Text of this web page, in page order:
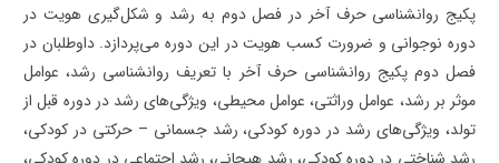
پکیج روانشناسی حرف آخر در فصل دوم به رشد و شکل‌گیری هویت در
دوره نوجوانی و ضرورت کسب هویت در این دوره می‌پردازد. داوطلبان در
فصل دوم پکیج روانشناسی حرف آخر با تعریف روانشناسی رشد، عوامل
موثر بر رشد، عوامل وراثتی، عوامل محیطی، ویژگی‌های رشد در دوره قبل از
تولد، ویژگی‌های رشد در دوره کودکی، رشد جسمانی – حرکتی در کودکی،
رشد شناختی در دوره کودکی، رشد هیجانی، رشد اجتماعی در دوره کودکی،